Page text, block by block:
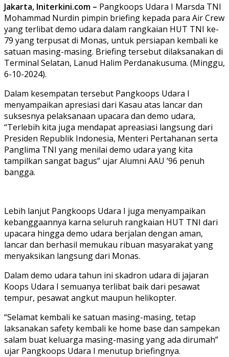
Jakarta, Initerkini.com – Pangkoops Udara I Marsda TNI
Mohammad Nurdin pimpin briefing kepada para Air Crew
yang terlibat demo udara dalam rangkaian HUT TNI ke-
79 yang terpusat di Monas, untuk persiapan kembali ke
satuan masing-masing. Briefing tersebut dilaksanakan di
Terminal Selatan, Lanud Halim Perdanakusuma. (Minggu,
6-10-2024).
Dalam kesempatan tersebut Pangkoops Udara I
menyampaikan apresiasi dari Kasau atas lancar dan
suksesnya pelaksanaan upacara dan demo udara,
“Terlebih kita juga mendapat apreasiasi langsung dari
Presiden Republik Indonesia, Menteri Pertahanan serta
Panglima TNI yang menilai demo udara yang kita
tampilkan sangat bagus” ujar Alumni AAU ’96 penuh
bangga.
Lebih lanjut Pangkoops Udara I juga menyampaikan
kebanggaannya karna seluruh rangkaian HUT TNI dari
upacara hingga demo udara berjalan dengan aman,
lancar dan berhasil memukau ribuan masyarakat yang
menyaksikan langsung dari Monas.
Dalam demo udara tahun ini skadron udara di jajaran
Koops Udara I semuanya terlibat baik dari pesawat
tempur, pesawat angkut maupun helikopter.
“Selamat kembali ke satuan masing-masing, tetap
laksanakan safety kembali ke home base dan sampekan
salam buat keluarga masing-masing yang ada dirumah”
ujar Pangkoops Udara I menutup briefingnya.